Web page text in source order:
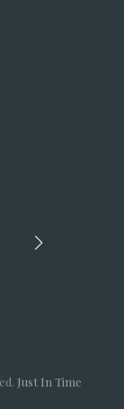
Just In Time